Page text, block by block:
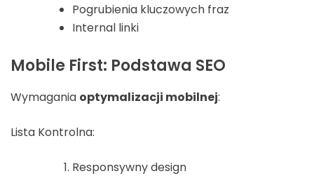
Pogrubienia kluczowych fraz
Internal linki
Mobile First: Podstawa SEO
Wymagania optymalizacji mobilnej:
Lista Kontrolna:
Responsywny design